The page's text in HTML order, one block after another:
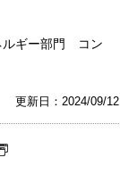
ルギー部門 コン
更新日：2024/09/12